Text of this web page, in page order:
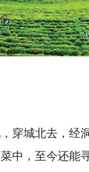
穿城北去，经
中，至今还能